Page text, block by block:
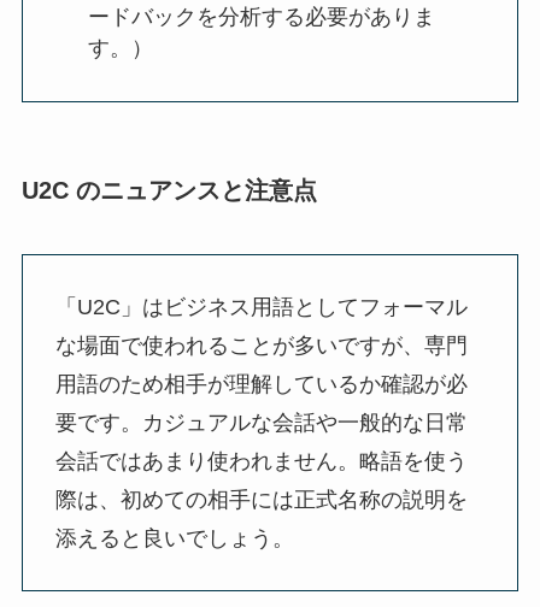
ードバックを分析する必要がありま
す。）
U2C のニュアンスと注意点
「U2C」はビジネス用語としてフォーマル
な場面で使われることが多いですが、専門
用語のため相手が理解しているか確認が必
要です。カジュアルな会話や一般的な日常
会話ではあまり使われません。略語を使う
際は、初めての相手には正式名称の説明を
添えると良いでしょう。